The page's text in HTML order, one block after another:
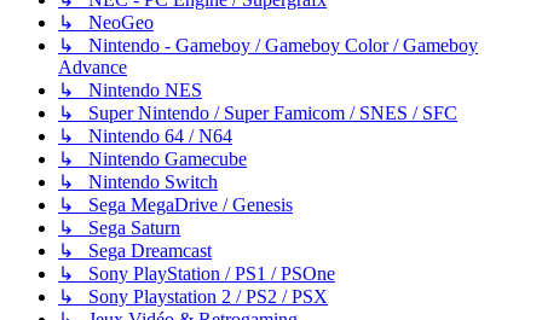
↳ NeoGeo
↳ Nintendo - Gameboy / Gameboy Color / Gameboy
Advance
↳ Nintendo NES
↳ Super Nintendo / Super Famicom / SNES / SFC
↳ Nintendo 64 / N64
↳ Nintendo Gamecube
↳ Nintendo Switch
↳ Sega MegaDrive / Genesis
↳ Sega Saturn
↳ Sega Dreamcast
↳ Sony PlayStation / PS1 / PSOne
↳ Sony Playstation 2 / PS2 / PSX